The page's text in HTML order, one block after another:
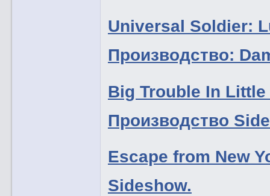
Universal Soldier:
Производство:
Big Trouble In
Производство
Escape from New
Sideshow.